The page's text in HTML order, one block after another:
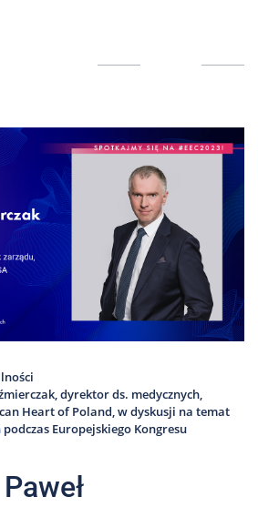
dyrektor ds. medycznych,
Heart of Poland, w dyskusji na temat
Europejskiego Kongresu